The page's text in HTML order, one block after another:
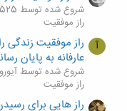
شروع شده توسط hadi1525
راز موفقیت
آ
راز موفقیت زندگی
عارفانه به پایان
شروع شده توسط
راز موفقیت
راز هایی برای